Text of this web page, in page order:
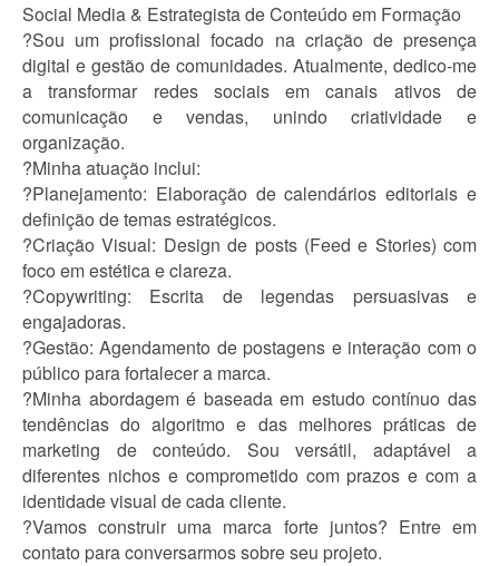
Social Media & Estrategista de Conteúdo em Formação
?Sou um profissional focado na criação de presença
digital e gestão de comunidades. Atualmente, dedico-me
a transformar redes sociais em canais ativos de
comunicação e vendas, unindo criatividade e
organização.
?Minha atuação inclui:
?Planejamento: Elaboração de calendários editoriais e
definição de temas estratégicos.
?Criação Visual: Design de posts (Feed e Stories) com
foco em estética e clareza.
?Copywriting: Escrita de legendas persuasivas e
engajadoras.
?Gestão: Agendamento de postagens e interação com o
público para fortalecer a marca.
?Minha abordagem é baseada em estudo contínuo das
tendências do algoritmo e das melhores práticas de
marketing de conteúdo. Sou versátil, adaptável a
diferentes nichos e comprometido com prazos e com a
identidade visual de cada cliente.
?Vamos construir uma marca forte juntos? Entre em
contato para conversarmos sobre seu projeto.